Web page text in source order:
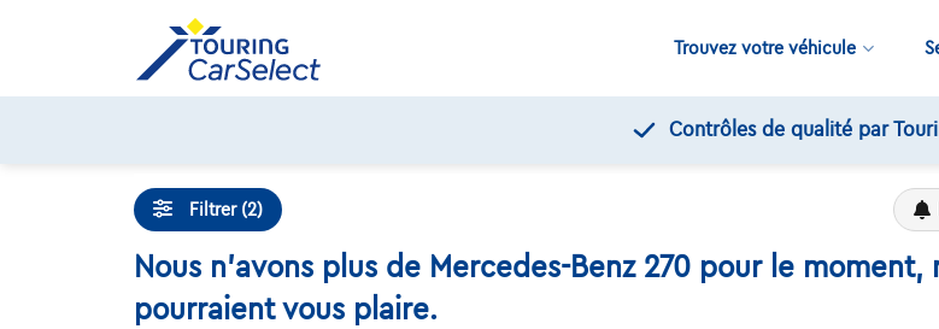
Trouvez votre véhicule
Filtrer (2)
Nous n'avons plus de Mercedes-Benz 270 pour le
pourraient vous plaire.